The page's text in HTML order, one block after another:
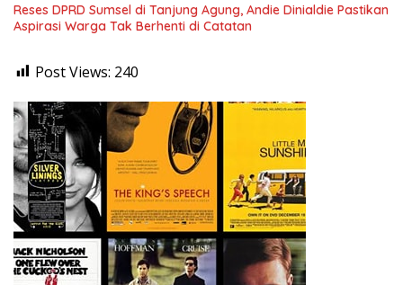
Reses DPRD Sumsel di Tanjung Agung, Andie Dinialdie Pastikan
Aspirasi Warga Tak Berhenti di Catatan
Post Views: 240